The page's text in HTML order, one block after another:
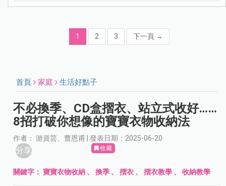
1 2 3 下一頁 →
首頁 家庭 生活好點子
不必換季、CD盒摺衣、站立式收好……
8招打破你想像的寶寶衣物收納法
作者： 游資芸、曹恩甫 | 發表日期：2025-06-20
分享 收藏
關鍵字：寶寶衣物收納 、換季 、摺衣 、摺衣教學 、收納教學